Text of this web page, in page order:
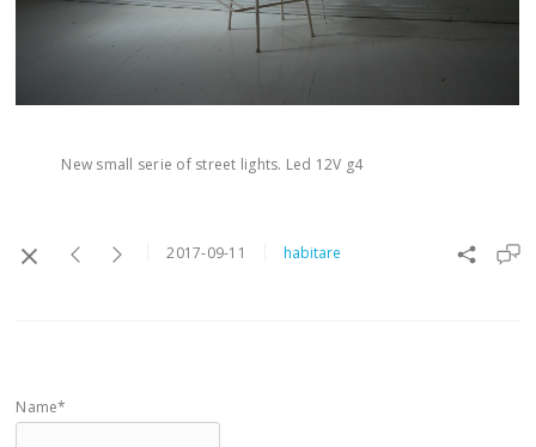
New small serie of street lights. Led 12V g4
2017-09-11 habitare
Name*